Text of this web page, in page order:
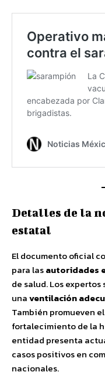
Detalles de la
estatal
El documento oficial
para lasautoridades
de salud. Los
unaventilación
También promueven el
fortalecimiento de la
entidad presenta
casos positivos en
nacionales.